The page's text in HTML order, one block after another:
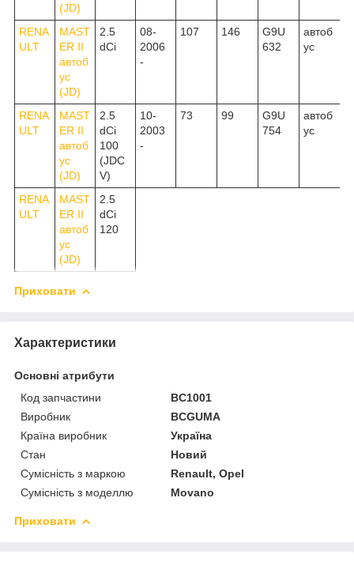
(JD)
RENA
ULT
MAST
ER II
автоб
ус
(JD)
2.5
dCi
08-
2006
-
107 146
G9U
632
автоб
ус
RENA
ULT
MAST
ER II
автоб
ус
(JD)
2.5
dCi
100
(JDC
V)
10-
2003
-
73 99
G9U
754
автоб
ус
RENA
ULT
MAST
ER II
автоб
ус
(JD)
2.5
dCi
120
Приховати
Характеристики
Основні атрибути
Код запчастини
BC1001
Виробник
BCGUMA
Країна виробник
Україна
Стан
Новий
Сумісність з маркою
Renault, Opel
Сумісність з моделлю
Movano
Приховати